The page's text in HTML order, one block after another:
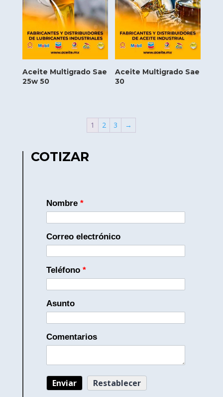
Aceite Multigrado Sae
25w 50
Aceite Multigrado Sae
30
1 2 3 →
COTIZAR
Nombre *
Correo electrónico
Teléfono *
Asunto
Comentarios